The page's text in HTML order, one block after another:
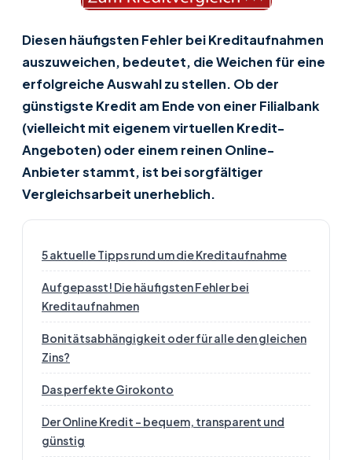
Diesen häufigsten Fehler bei Kreditaufnahmen
auszuweichen, bedeutet, die Weichen für eine
erfolgreiche Auswahl zu stellen. Ob der
günstigste Kredit am Ende von einer Filialbank
(vielleicht mit eigenem virtuellen Kredit-
Angeboten) oder einem reinen Online-
Anbieter stammt, ist bei sorgfältiger
Vergleichsarbeit unerheblich.
5 aktuelle Tipps rund um die Kreditaufnahme
Aufgepasst! Die häufigsten Fehler bei
Kreditaufnahmen
Bonitätsabhängigkeit oder für alle den gleichen
Zins?
Das perfekte Girokonto
Der Online Kredit - bequem, transparent und
günstig